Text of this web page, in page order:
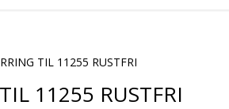
TIL 11255 RUSTFRI
11255 RUSTFRI